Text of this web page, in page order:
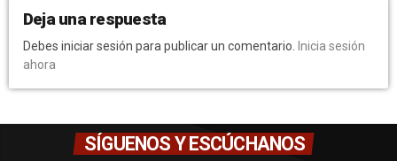
Deja una respuesta
Debes iniciar sesión para publicar un comentario.
Inicia sesión
ahora
SÍGUENOS Y ESCÚCHANOS